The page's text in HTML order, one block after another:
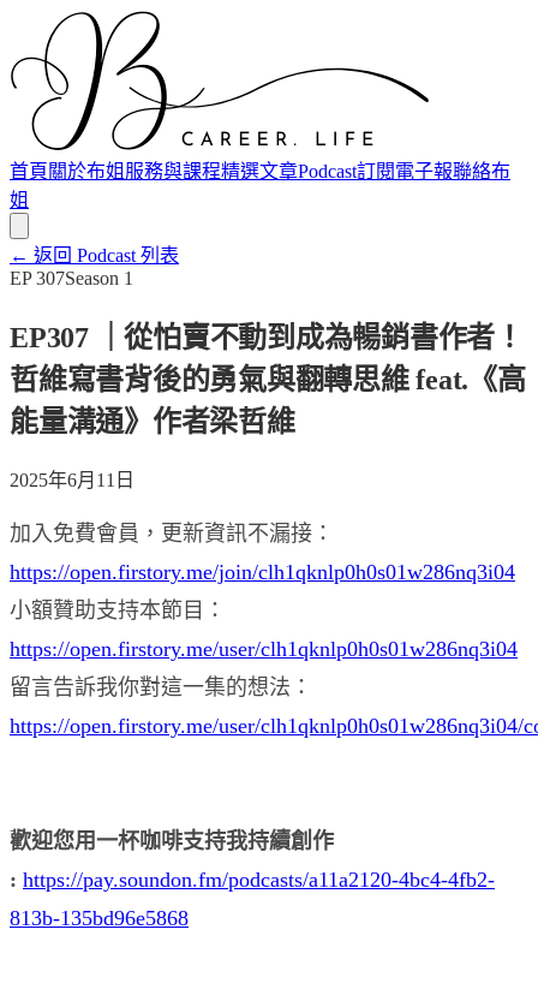
首頁 關於布姐 服務與課程精選文章Podcast訂閱電子報聯絡布
姐
← 返回 Podcast 列表
EP307Season 1
EP307 ｜從怕賣不動到成為暢銷書作者！
哲維寫書背後的勇氣與翻轉思維 feat.《高
能量溝通》作者梁哲維
2025年6月11日
加入免費會員，更新資訊不漏接：
https://open.firstory.me/join/clh1qknlp0h0s01w286nq3i04
小額贊助支持本節目：
https://open.firstory.me/user/clh1qknlp0h0s01w286nq3i04
留言告訴我你對這一集的想法：
https://open.firstory.me/user/clh1qknlp0h0s01w286nq3i04/
歡迎您用一杯咖啡支持我持續創作
: https://pay.soundon.fm/podcasts/a11a2120-4bc4-4fb2-
813b-135bd96e5868